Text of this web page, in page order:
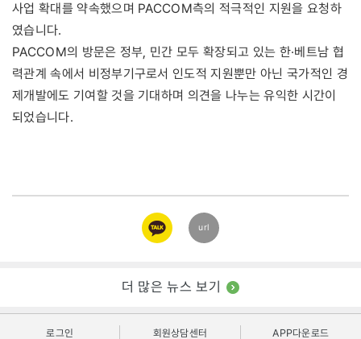
사업 확대를 약속했으며 PACCOM측의 적극적인 지원을 요청하
였습니다.
PACCOM의 방문은 정부, 민간 모두 확장되고 있는 한·베트남 협
력관계 속에서 비정부기구로서 인도적 지원뿐만 아닌 국가적인 경
제개발에도 기여할 것을 기대하며 의견을 나누는 유익한 시간이
되었습니다.
카카오
링크
url
더 많은 뉴스 보기
로그인 회원상담센터 APP다운로드